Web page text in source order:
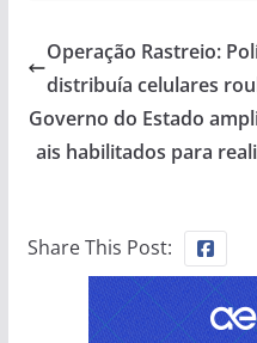
Operação Rastreio:
distribuía celulares
Governo do Estado
ais habilitados para
Share This Post: